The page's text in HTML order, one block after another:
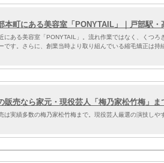
本町にある美容室「PONYTAIL」｜戸部駅・
にある美容室「PONYTAIL」。流れ作業ではなく、くつ
です。さらに、創業当時より取り組んでいる縮毛矯正は持
販売なら家元・現役芸人「梅乃家松竹梅」ま
は実績多数の梅乃家松竹梅まで。現役芸人厳選の演技しや